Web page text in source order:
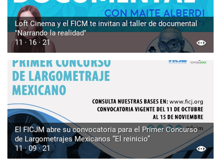
Loft Cinema y el FICM te invitan al taller de documental
"Narrando la realidad"
11 · 16 · 21
El FICJM abre su convocatoria para el Primer Concurso
de Largometrajes Mexicanos “El reinicio”
11 · 09 · 21